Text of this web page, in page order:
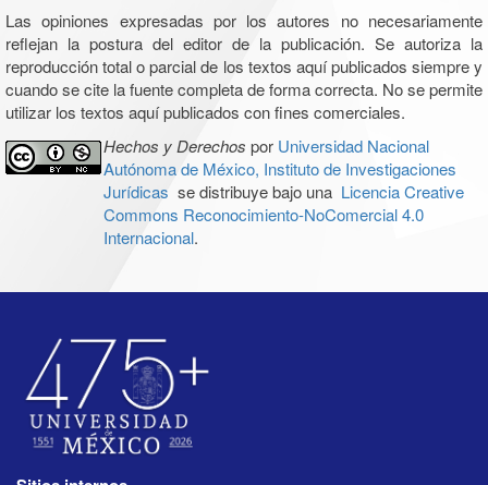
Las opiniones expresadas por los autores no necesariamente
reflejan la postura del editor de la publicación. Se autoriza la
reproducción total o parcial de los textos aquí publicados siempre y
cuando se cite la fuente completa de forma correcta. No se permite
utilizar los textos aquí publicados con fines comerciales.
Hechos y Derechos por Universidad Nacional
Autónoma de México, Instituto de Investigaciones
Jurídicas se distribuye bajo una Licencia Creative
Commons Reconocimiento-NoComercial 4.0
Internacional.